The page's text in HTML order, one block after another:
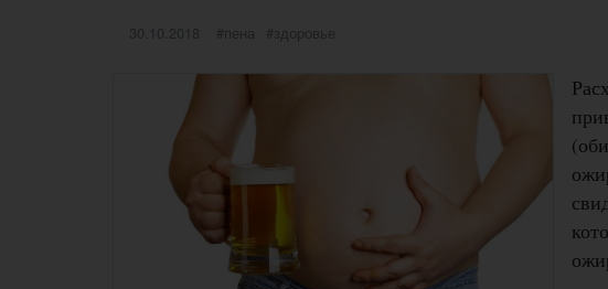
Опубликовано
30.10.2018 категории
пена Метки
здоровье